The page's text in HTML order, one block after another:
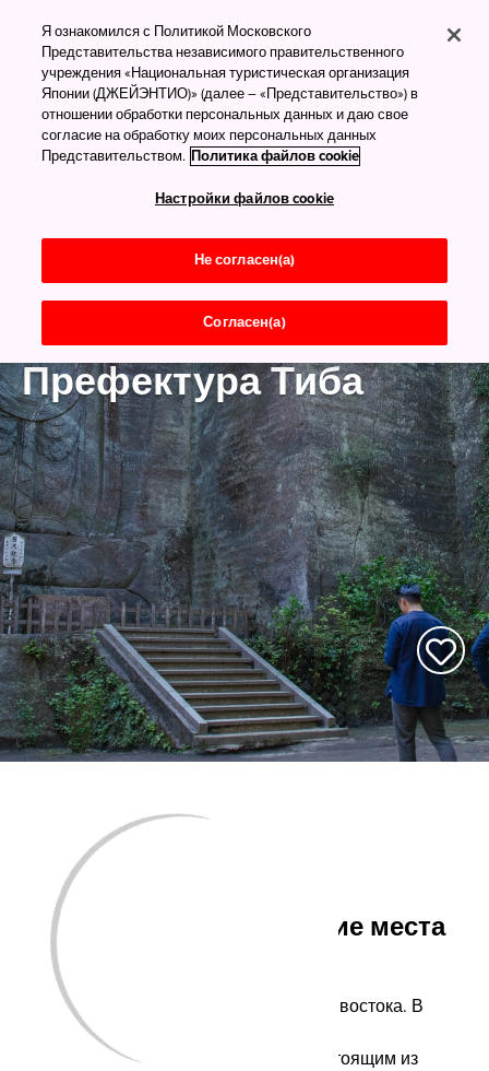
Канто
Префектура Тиба
Море, горы, исторические места
и Диснейленд
Префектура Тиба примыкает к Токио с востока. В
первую очередь она известна
Диснейлендом
(на деле состоящим из
Я ознакомился с Политикой Московского
Представительства независимого правительственного
учреждения «Национальная туристическая организация
Японии (ДЖЕЙЭНТИО)» (далее – «Представительство») в
отношении обработки персональных данных и даю свое
согласие на обработку моих персональных данных
Представительством. Политика файлов cookie
Настройки файлов cookie
Не согласен(а)
Согласен(а)